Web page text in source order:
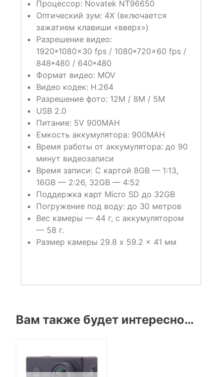
Процессор: Novatek NT96650
Оптический зум: 4X (включается
зажатием клавиши «вверх»)
Разрешение видео:
1920*1080×30 fps / 1080*720×60 fps /
848*480 / 640*480
Формат видео: MOV
Видео кодек: H.264
Разрешение фото: 12M / 8M / 5M
USB 2.0
Питание: 5V 900MAH
Емкость аккумулятора: 900MAH
Время работы от аккумулятора: до 90
минут видеозаписи
Время записи: С картой 8GB — 1:13,
16GB — 2:26, 32GB — 4:52
Поддержка карт Micro SD до 32GB
Погружение под воду: до 30 метров
Вес камеры — 44 г, с аккумулятором
— 58 г.
Размер камеры 29.8 x 59.2 x 41 мм
Вам также будет интересно…